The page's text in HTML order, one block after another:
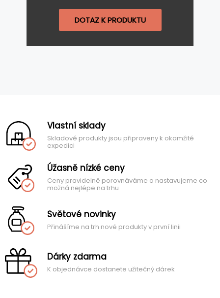
DOTAZ K PRODUKTU
Vlastní sklady
Skladové produkty jsou připraveny k okamžité
expedici
Úžasně nízké ceny
Ceny pravidelně porovnáváme a nastavujeme co
možná nejlépe na trhu
Světové novinky
Přinášíme na trh nové produkty v první linii
Dárky zdarma
K objednávce dostanete užitečný dárek